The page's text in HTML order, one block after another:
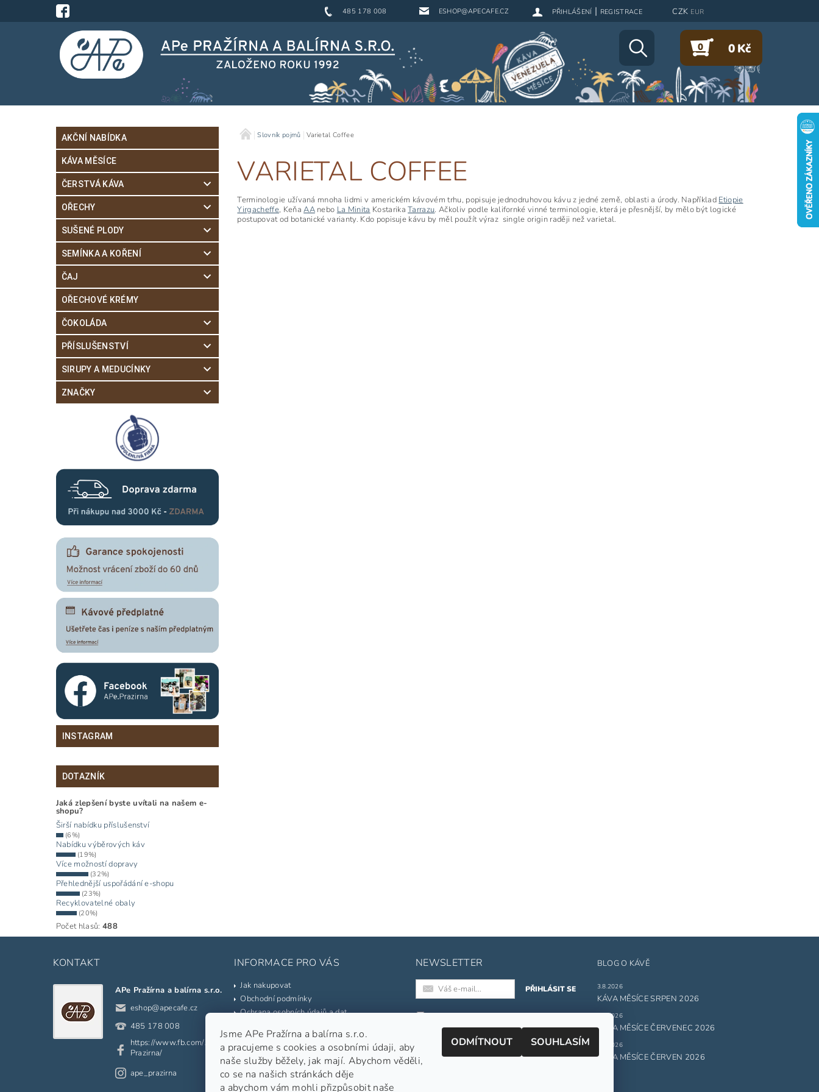
485 178 008 ESHOP@APECAFE.CZ CZK EUR
PŘIHLÁŠENÍ | REGISTRACE
0 0 Kč
AKČNÍ NABÍDKA
KÁVA MĚSÍCE
ČERSTVÁ KÁVA
OŘECHY
SUŠENÉ PLODY
SEMÍNKA A KOŘENÍ
ČAJ
OŘECHOVÉ KRÉMY
ČOKOLÁDA
PŘÍSLUŠENSTVÍ
SIRUPY A MEDUCÍNKY
ZNAČKY
INSTAGRAM
DOTAZNÍK
Jaká zlepšení byste uvítali na našem e-
shopu?
Širší nabídku příslušenství
(6%)
Nabídku výběrových káv
(19%)
Více možností dopravy
(32%)
Přehlednější uspořádání e-shopu
(23%)
Recyklovatelné obaly
(20%)
Počet hlasů: 488
Slovník pojmů Varietal Coffee
VARIETAL COFFEE
Terminologie užívaná mnoha lidmi v americkém kávovém trhu, popisuje jednodruhovou kávu z jedné země, oblasti a úrody. Například Etiopie
Yirgacheffe, KeňaAAnebo La Minita KostarikaTarrazu. Ačkoliv podle kalifornké vinné terminologie, která je přesnější, by mělo být logické
postupovat od botanické varianty. Kdo popisuje kávu by měl použít výraz single origin raději než varietal.
KONTAKT
APe Pražírna a balírna s.r.o.
eshop@apecafe.cz
485 178 008
https://www.fb.com/APe.
Prazirna/
ape_prazirna
INFORMACE PRO VÁS
Jak nakupovat
Obchodní podmínky
Ochrana osobních údajů a dat
Prodávané značky
Slovník pojmů
Odkazy
Moje objednávka
NEWSLETTER
souhlasíte s našimiobchodními
podmínkami.
Informace o zpracování osobních údajů.
BLOG O KÁVĚ
3.8.2026
KÁVA MĚSÍCE SRPEN 2026
1.7.2026
KÁVA MĚSÍCE ČERVENEC 2026
1.6.2026
KÁVA MĚSÍCE ČERVEN 2026
Jsme APe Pražírna a balírna s.r.o.
a pracujeme s cookies a osobními údaji, aby
naše služby běžely, jak mají. Abychom věděli,
co se na našich stránkách děje
a abychom vám mohli přizpůsobit naše
ODMÍTNOUT SOUHLASÍM